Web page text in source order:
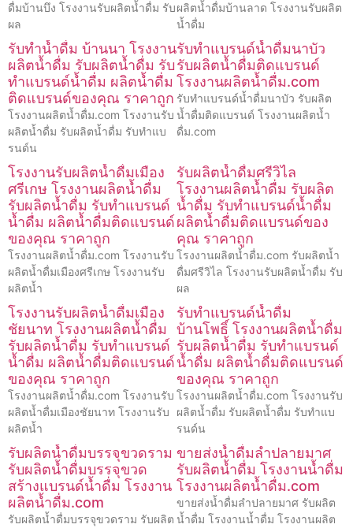
ดื่มบ้านบึง โรงงานรับผลิตน้ำดื่ม รับ
ผล
ผลิตน้ำดื่มบ้านลาด โรงงานรับผลิต
น้ำดื่ม
รับทำน้ำดื่ม บ้านนา โรงงาน
ผลิตน้ำดื่ม รับผลิตน้ำดื่ม รับ
ทำแบรนด์น้ำดื่ม ผลิตน้ำดื่ม
ติดแบรนด์ของคุณ ราคาถูก
โรงงานผลิตน้ำดื่ม.com โรงงานรับ
ผลิตน้ำดื่ม รับผลิตน้ำดื่ม รับทำแบ
รนด์น
รับทำแบรนด์น้ำดื่มนาบัว
รับผลิตน้ำดื่มติดแบรนด์
โรงงานผลิตน้ำดื่ม.com
รับทำแบรนด์น้ำดื่มนาบัว รับผลิต
น้ำดื่มติดแบรนด์ โรงงานผลิตน้ำ
ดื่ม.com
โรงงานรับผลิตน้ำดื่มเมือง
ศรีเกษ โรงงานผลิตน้ำดื่ม
รับผลิตน้ำดื่ม รับทำแบรนด์
น้ำดื่ม ผลิตน้ำดื่มติดแบรนด์
ของคุณ ราคาถูก
โรงงานผลิตน้ำดื่ม.com โรงงานรับ
ผลิตน้ำดื่มเมืองศรีเกษ โรงงานรับ
ผลิตน้ำ
รับผลิตน้ำดื่มศรีวิไล
โรงงานผลิตน้ำดื่ม รับผลิต
น้ำดื่ม รับทำแบรนด์น้ำดื่ม
ผลิตน้ำดื่มติดแบรนด์ของ
คุณ ราคาถูก
โรงงานผลิตน้ำดื่ม.com รับผลิตน้ำ
ดื่มศรีวิไล โรงงานรับผลิตน้ำดื่ม รับ
ผล
โรงงานรับผลิตน้ำดื่มเมือง
ชัยนาท โรงงานผลิตน้ำดื่ม
รับผลิตน้ำดื่ม รับทำแบรนด์
น้ำดื่ม ผลิตน้ำดื่มติดแบรนด์
ของคุณ ราคาถูก
โรงงานผลิตน้ำดื่ม.com โรงงานรับ
ผลิตน้ำดื่มเมืองชัยนาท โรงงานรับ
ผลิตน้ำ
รับทำแบรนด์น้ำดื่ม
บ้านโพธิ์ โรงงานผลิตน้ำดื่ม
รับผลิตน้ำดื่ม รับทำแบรนด์
น้ำดื่ม ผลิตน้ำดื่มติดแบรนด์
ของคุณ ราคาถูก
โรงงานผลิตน้ำดื่ม.com โรงงานรับ
ผลิตน้ำดื่ม รับผลิตน้ำดื่ม รับทำแบ
รนด์น
รับผลิตน้ำดื่มบรรจุขวดราม
รับผลิตน้ำดื่มบรรจุขวด
สร้างแบรนด์น้ำดื่ม โรงงาน
ผลิตน้ำดื่ม.com
รับผลิตน้ำดื่มบรรจุขวดราม รับผลิต
ขายส่งน้ำดื่มลำปลายมาศ
รับผลิตน้ำดื่ม โรงงานน้ำดื่ม
โรงงานผลิตน้ำดื่ม.com
ขายส่งน้ำดื่มลำปลายมาศ รับผลิต
น้ำดื่ม โรงงานน้ำดื่ม โรงงานผลิต